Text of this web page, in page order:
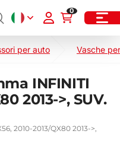
0
per auto Vasche
INFINITI
2013->, SUV.
2010-2013/QX80 2013->,